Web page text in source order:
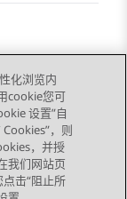
下一主题
化浏览内
cookie您可
设置”自
，则
，并授
我们网站页
击“阻止所